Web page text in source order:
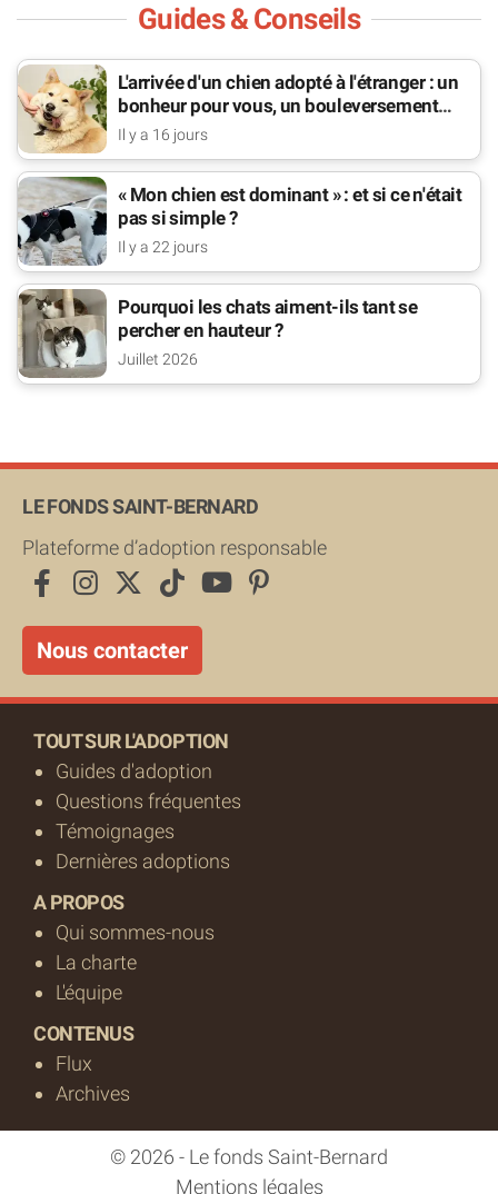
Guides & Conseils
L'arrivée d'un chien adopté à l'étranger : un
bonheur pour vous, un bouleversement
pour lui
Il y a 16 jours
« Mon chien est dominant » : et si ce n'était
pas si simple ?
Il y a 22 jours
Pourquoi les chats aiment-ils tant se
percher en hauteur ?
Juillet 2026
LE FONDS SAINT-BERNARD
Plateforme d’adoption responsable
Nous contacter
TOUT SUR L'ADOPTION
Guides d'adoption
Questions fréquentes
Témoignages
Dernières adoptions
A PROPOS
Qui sommes-nous
La charte
L'équipe
CONTENUS
Flux
Archives
© 2026 - Le fonds Saint-Bernard
Mentions légales